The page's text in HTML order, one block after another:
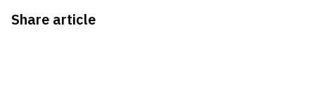
Share article